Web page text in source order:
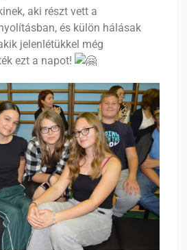
aki részt vett a
és külön hálásak
jelenlétükkel még
ezt a napot!